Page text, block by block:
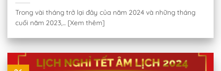
Trong vài tháng trở lại đây của năm 2024 và những tháng
cuối năm 2023,... [Xem thêm]